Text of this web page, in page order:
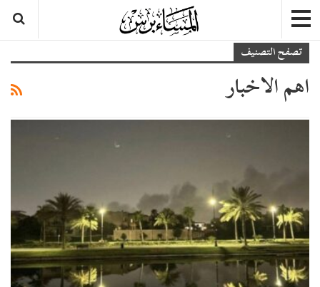
تصفح التصنيف
اهم الاخبار